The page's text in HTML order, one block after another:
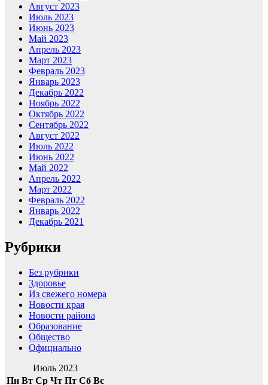
Август 2023
Июль 2023
Июнь 2023
Май 2023
Апрель 2023
Март 2023
Февраль 2023
Январь 2023
Декабрь 2022
Ноябрь 2022
Октябрь 2022
Сентябрь 2022
Август 2022
Июль 2022
Июнь 2022
Май 2022
Апрель 2022
Март 2022
Февраль 2022
Январь 2022
Декабрь 2021
Рубрики
Без рубрики
Здоровье
Из свежего номера
Новости края
Новости района
Образование
Общество
Официально
Июль 2023
Пн Вт Ср Чт Пт Сб Вс